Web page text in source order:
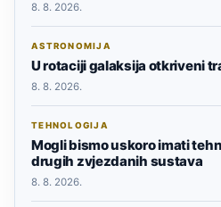
8. 8. 2026.
ASTRONOMIJA
U rotaciji galaksija otkriveni
8. 8. 2026.
TEHNOLOGIJA
Mogli bismo uskoro imati
drugih zvjezdanih sustava
8. 8. 2026.